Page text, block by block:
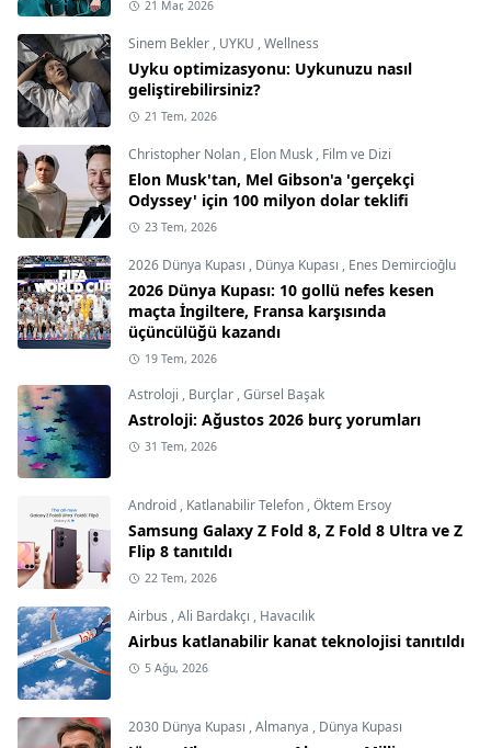
21 Mar, 2026
Sinem Bekler , UYKU ,Wellness
Uyku optimizasyonu: Uykunuzu nasıl
geliştirebilirsiniz?
21 Tem, 2026
Christopher Nolan , Elon Musk , Film ve Dizi
Elon Musk'tan, Mel Gibson'a 'gerçekçi
Odyssey' için 100 milyon dolar teklifi
23 Tem, 2026
2026 Dünya Kupası , Dünya Kupası , Enes Demircioğlu
2026 Dünya Kupası: 10 gollü nefes kesen
maçta İngiltere, Fransa karşısında
üçüncülüğü kazandı
19 Tem, 2026
Astroloji , Burçlar ,Gürsel Başak
Astroloji: Ağustos 2026 burç yorumları
31 Tem, 2026
Android , Katlanabilir Telefon ,Öktem Ersoy
Samsung Galaxy Z Fold 8, Z Fold 8 Ultra ve Z
Flip 8 tanıtıldı
22 Tem, 2026
Airbus ,Ali Bardakçı , Havacılık
Airbus katlanabilir kanat teknolojisi tanıtıldı
5 Ağu, 2026
2030 Dünya Kupası ,Almanya , Dünya Kupası